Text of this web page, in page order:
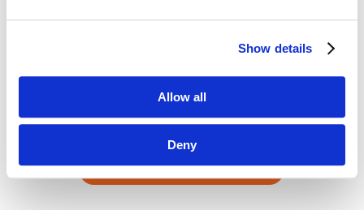
Show details
Allow all
Deny
zdobywał m.in. w PricewaterhouseCoopers
Wszyscy eksperci ????